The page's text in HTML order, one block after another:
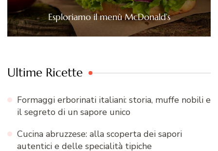
Esploriamo il menù McDonald’s
Ultime Ricette
Formaggi erborinati italiani: storia, muffe nobili e
il segreto di un sapore unico
Cucina abruzzese: alla scoperta dei sapori
autentici e delle specialità tipiche